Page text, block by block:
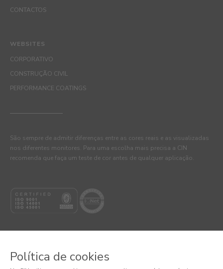
CONTACTOS
WEBSITES
CORPORATIVO
CONSTRUÇÃO CIVIL
PERFORMANCE COATINGS
São sempre de admitir diferenças entre as cores reais e as visualizadas
nos diferentes monitores. Para uma escolha mais precisa a CIN
recomenda que faça um teste de cor antes de qualquer aplicação.
Política de cookies